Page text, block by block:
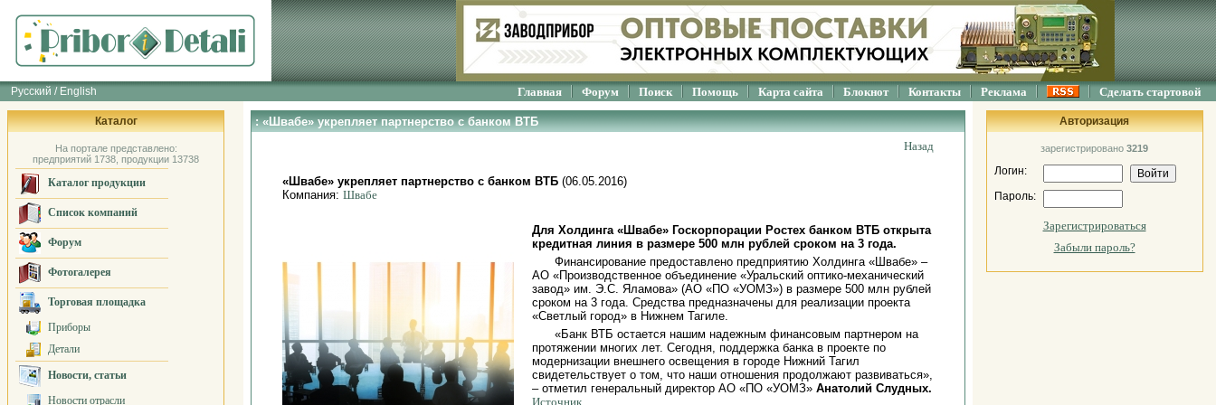
Русский / English Главная Форум Поиск Помощь Карта сайта Блокнот Контакты Реклама Сделать стартовой
Каталог
На портале представлено:
предприятий 1738, продукции 13738
Каталог продукции
Список компаний
Форум
Фотогалерея
Торговая площадка
Приборы
Детали
Новости, статьи
Новости отрасли
: «Швабе» укрепляет партнерство с банком ВТБ
Назад
«Швабе» укрепляет партнерство с банком ВТБ (06.05.2016)
Компания: Швабе
Для Холдинга «Швабе» Госкорпорации Ростех банком ВТБ открыта
кредитная линия в размере 500 млн рублей сроком на 3 года.
Финансирование предоставлено предприятию Холдинга «Швабе» –
АО «Производственное объединение «Уральский оптико-механический
завод» им. Э.С. Яламова» (АО «ПО «УОМЗ») в размере 500 млн рублей
сроком на 3 года. Средства предназначены для реализации проекта
«Светлый город» в Нижнем Тагиле.
«Банк ВТБ остается нашим надежным финансовым партнером на
протяжении многих лет. Сегодня, поддержка банка в проекте по
модернизации внешнего освещения в городе Нижний Тагил
свидетельствует о том, что наши отношения продолжают развиваться»,
– отметил генеральный директор АО «ПО «УОМЗ» Анатолий Слудных.
Источник
Авторизация
зарегистрировано 3219
Логин:
Пароль:
Зарегистрироваться
Забыли пароль?